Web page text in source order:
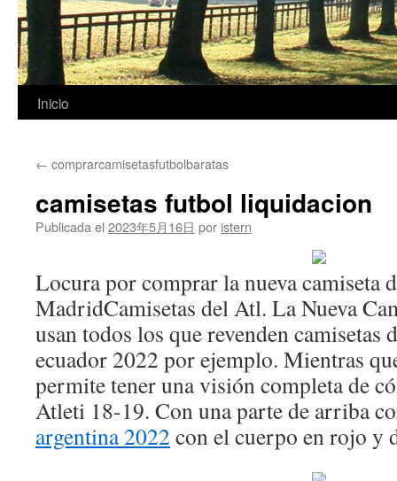
Saltar
contenido
Inicio
← comprarcamisetasfutbolbaratas
camisetas futbol liquidacion
Publicada el 2023年5月16日 por istern
Locura por comprar la nueva camiseta
MadridCamisetas del Atl. La Nueva
usan todos los que revenden camisetas
ecuador 2022 por ejemplo. Mientras
permite tener una visión completa de
Atleti 18-19. Con una parte de arriba
argentina 2022 con el cuerpo en rojo y